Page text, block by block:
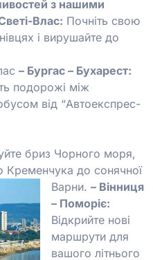
з нашими
Влас: Почніть свою
і вирушайте до
– Бургас – Бухарест:
подорожі між
від “Автоекспрес-
бриз Чорного моря,
до сонячної
Варни. – Вінниця
– Поморіє:
Відкрийте нові
маршрути для
вашого літнього